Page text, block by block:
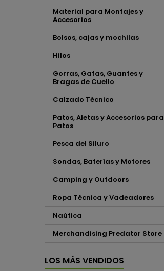
Material para Montajes y
Accesorios
Bolsos, cajas y mochilas
Hilos
Gorras, Gafas, Guantes y
Bragas de Cuello
Calzado Técnico
Patos, Aletas y Accesorios para
Patos
Pesca del Siluro
Sondas, Baterías y Motores
Camping y Outdoors
Ropa Técnica y Vadeadores
Naútica
Merchandising Predator Store
LOS MÁS VENDIDOS